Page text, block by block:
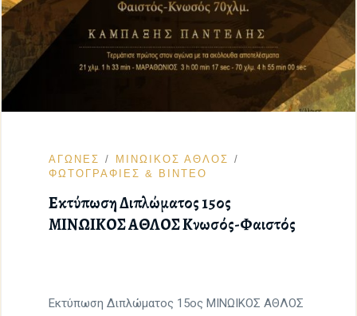
ΑΓΩΝΕΣ
ΜΙΝΩΙΚΟΣ ΑΘΛΟΣ
ΦΩΤΟΓΡΑΦΙΕΣ & ΒΙΝΤΕΟ
Εκτύπωση Διπλώματος 15ος
ΜΙΝΩΙΚΟΣ ΑΘΛΟΣ Κνωσός-Φαιστός
Εκτύπωση Διπλώματος 15ος ΜΙΝΩΙΚΟΣ ΑΘΛΟΣ